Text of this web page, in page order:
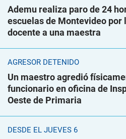
Ademu realiza paro de 24
escuelas de Montevideo por
docente a una maestra
AGRESOR DETENIDO
Un maestro agredió
funcionario en oficina de
Oeste de Primaria
DESDE EL JUEVES 6